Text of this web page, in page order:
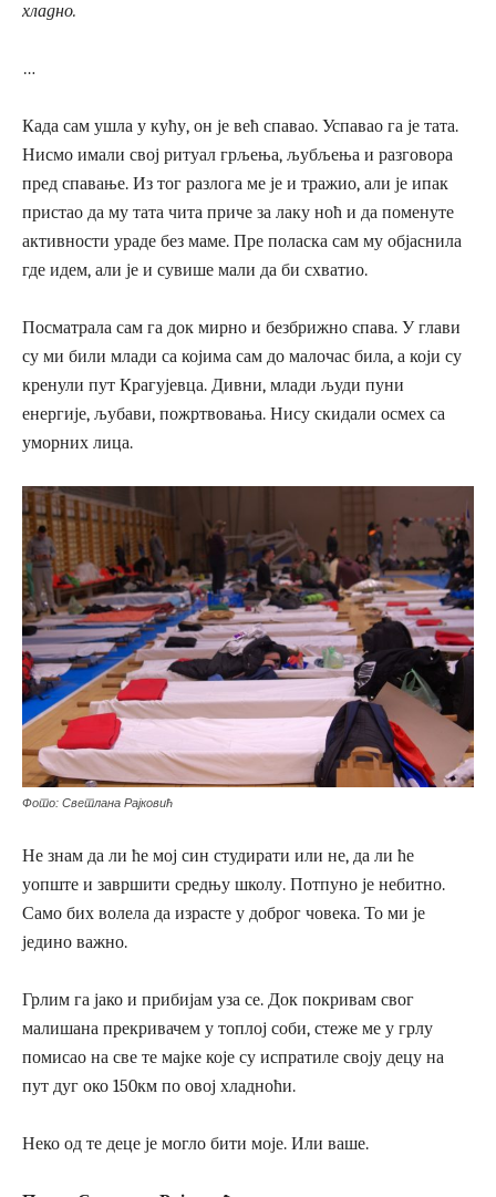
хладно.
…
Када сам ушла у кућу, он је већ спавао. Успавао га је тата.
Нисмо имали свој ритуал грљења, љубљења и разговора
пред спавање. Из тог разлога ме је и тражио, али је ипак
пристао да му тата чита приче за лаку ноћ и да поменуте
активности ураде без маме. Пре поласка сам му објаснила
где идем, али је и сувише мали да би схватио.
Посматрала сам га док мирно и безбрижно спава. У глави
су ми били млади са којима сам до малочас била, а који су
кренули пут Крагујевца. Дивни, млади људи пуни
енергије, љубави, пожртвовања. Нису скидали осмех са
уморних лица.
Фото: Светлана Рајковић
Не знам да ли ће мој син студирати или не, да ли ће
уопште и завршити средњу школу. Потпуно је небитно.
Само бих волела да израсте у доброг човека. То ми је
једино важно.
Грлим га јако и прибијам уза се. Док покривам свог
малишана прекривачем у топлој соби, стеже ме у грлу
помисао на све те мајке које су испратиле своју децу на
пут дуг око 150км по овој хладноћи.
Неко од те деце је могло бити моје. Или ваше.